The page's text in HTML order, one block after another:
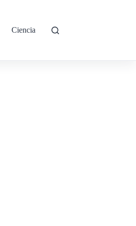
Ciencia